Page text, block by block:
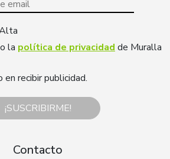
la política de privacidad de Muralla
recibir publicidad.
¡SUSCRIBIRME!
Contacto